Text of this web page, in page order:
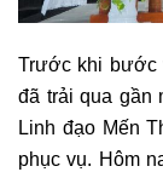
Trước khi bước
đã trải qua gần
Linh đạo Mến
phục vụ. Hôm